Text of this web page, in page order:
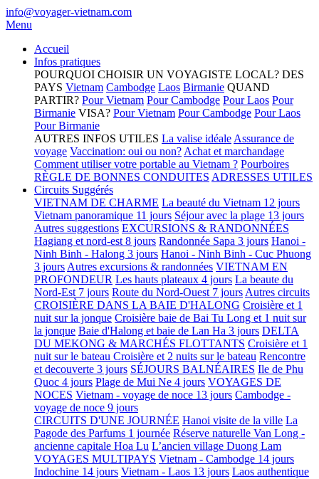
info@voyager-vietnam.com
Menu
Accueil
Infos pratiques
POURQUOI CHOISIR UN VOYAGISTE LOCAL? DES
PAYS Vietnam Cambodge Laos Birmanie QUAND
PARTIR? Pour Vietnam Pour Cambodge Pour Laos Pour
Birmanie VISA? Pour Vietnam Pour Cambodge Pour Laos
Pour Birmanie
AUTRES INFOS UTILES La valise idéale Assurance de
voyage Vaccination: oui ou non? Achat et marchandage
Comment utiliser votre portable au Vietnam ? Pourboires
RÈGLE DE BONNES CONDUITES ADRESSES UTILES
Circuits Suggérés
VIETNAM DE CHARME La beauté du Vietnam 12 jours
Vietnam panoramique 11 jours Séjour avec la plage 13 jours
Autres suggestions EXCURSIONS & RANDONNÉES
Hagiang et nord-est 8 jours Randonnée Sapa 3 jours Hanoi -
Ninh Binh - Halong 3 jours Hanoi - Ninh Binh - Cuc Phuong
3 jours Autres excursions & randonnées VIETNAM EN
PROFONDEUR Les hauts plateaux 4 jours La beaute du
Nord-Est 7 jours Route du Nord-Ouest 7 jours Autres circuits
CROISIÈRE DANS LA BAIE D'HALONG Croisière et 1
nuit sur la jonque Croisière baie de Bai Tu Long et 1 nuit sur
la jonque Baie d'Halong et baie de Lan Ha 3 jours DELTA
DU MEKONG & MARCHÉS FLOTTANTS Croisière et 1
nuit sur le bateau Croisière et 2 nuits sur le bateau Rencontre
et decouverte 3 jours SÉJOURS BALNÉAIRES Ile de Phu
Quoc 4 jours Plage de Mui Ne 4 jours VOYAGES DE
NOCES Vietnam - voyage de noce 13 jours Cambodge -
voyage de noce 9 jours
CIRCUITS D'UNE JOURNÉE Hanoi visite de la ville La
Pagode des Parfums 1 journée Réserve naturelle Van Long -
ancienne capitale Hoa Lu L’ancien village Duong Lam
VOYAGES MULTIPAYS Vietnam - Cambodge 14 jours
Indochine 14 jours Vietnam - Laos 13 jours Laos authentique